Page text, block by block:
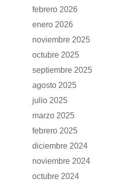
febrero 2026
enero 2026
noviembre 2025
octubre 2025
septiembre 2025
agosto 2025
julio 2025
marzo 2025
febrero 2025
diciembre 2024
noviembre 2024
octubre 2024